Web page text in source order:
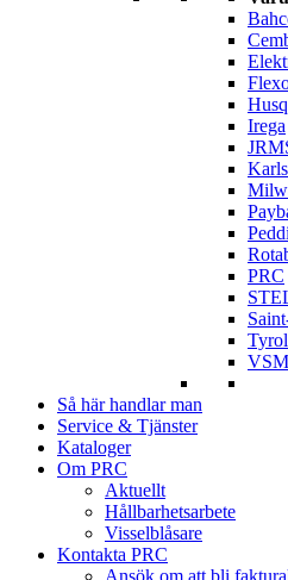
Irega
PRC
VSM
Så här handlar man
Service & Tjänster
Kataloger
Om PRC
Aktuellt
Hållbarhetsarbete
Visselblåsare
Kontakta PRC
Ansök om att bli